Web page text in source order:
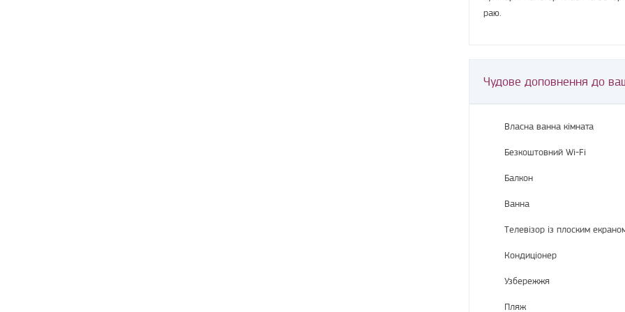
раю.
Чудове доповнення до
Власна ванна кімната
Безкоштовний Wi-Fi
Балкон
Ванна
Телевізор із плоским
Кондиціонер
Узбережжя
Пляж